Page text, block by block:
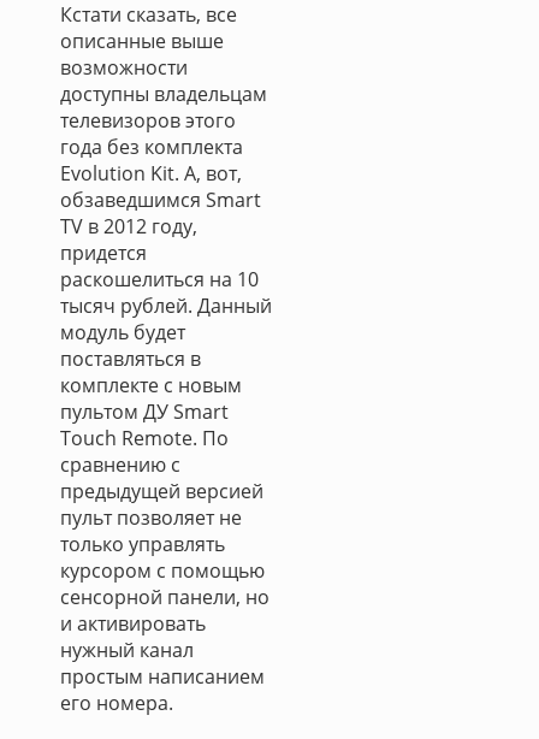
Кстати сказать, все
описанные выше
возможности
доступны владельцам
телевизоров этого
года без комплекта
Evolution Kit. А, вот,
обзаведшимся Smart
TV в 2012 году,
придется
раскошелиться на 10
тысяч рублей. Данный
модуль будет
поставляться в
комплекте с новым
пультом ДУ Smart
Touch Remote. По
сравнению с
предыдущей версией
пульт позволяет не
только управлять
курсором с помощью
сенсорной панели, но
и активировать
нужный канал
простым написанием
его номера.